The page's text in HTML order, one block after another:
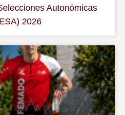
Autonómicas
2026